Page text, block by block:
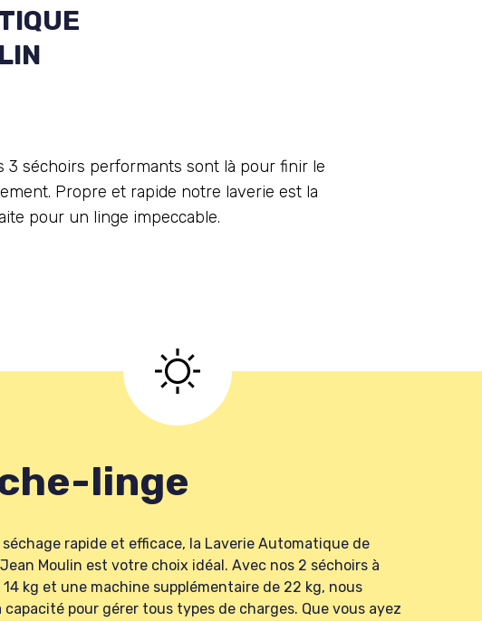
3 séchoirs performants sont là pour finir le
Propre et rapide notre laverie est la
pour un linge impeccable.
linge
séchage rapide et efficace, la Laverie Automatique de
Jean Moulin est votre choix idéal. Avec nos 2 séchoirs à
14 kg et une machine supplémentaire de 22 kg, nous
capacité pour gérer tous types de charges. Que vous ayez